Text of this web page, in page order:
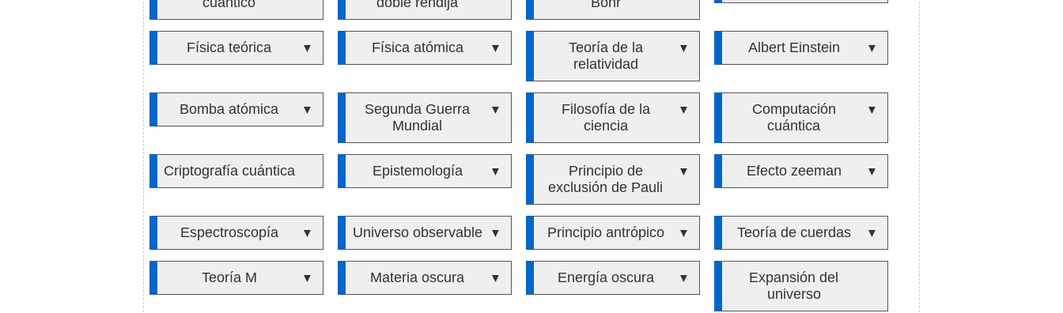
Física teórica ▼ Física atómica ▼
Teoría de la
relatividad
▼ Albert Einstein ▼
Bomba atómica ▼
Segunda Guerra
Mundial
▼
Filosofía de la
ciencia
▼
Computación
cuántica
▼
Criptografía cuántica Epistemología ▼
Principio de
exclusión de Pauli
▼ Efecto zeeman ▼
Espectroscopía ▼ Universo observable ▼ Principio antrópico ▼ Teoría de cuerdas ▼
Teoría M ▼ Materia oscura ▼ Energía oscura ▼
Expansión del
universo